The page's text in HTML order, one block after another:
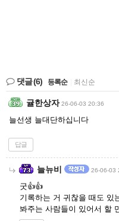
댓글(6) 등록순 최신순
귤한상자 26-06-03 20:36
늘선생 늘대단하십니다
답글
늘뉴비 26-06-03
굿👍👍
기록하는 거 귀찮을 때도 있
봐주는 사람들이 있어서 할